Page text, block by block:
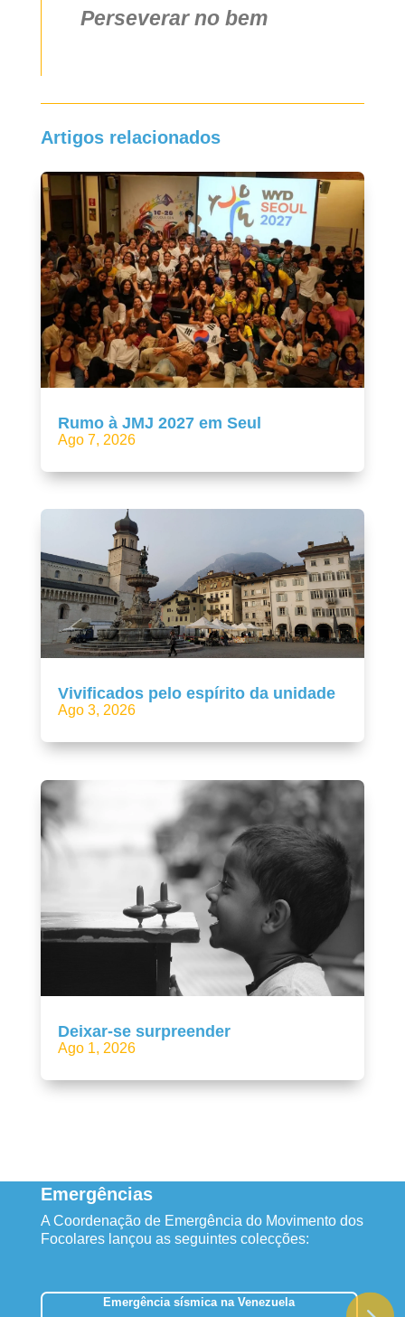
Perseverar no bem
Artigos relacionados
Rumo à JMJ 2027 em Seul
Ago 7, 2026
Vivificados pelo espírito da unidade
Ago 3, 2026
Deixar-se surpreender
Ago 1, 2026
Emergências
A Coordenação de Emergência do Movimento dos
Focolares lançou as seguintes colecções:
Emergência sísmica na Venezuela